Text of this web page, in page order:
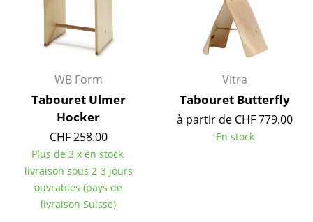
Rangements
Étagères & Armoires
Bibliothèques
Buffets & Commodes
Meubles TV
Caissons roulants et Meubles d’appoint
Meubles de bar
WB Form
Tabouret Ulmer
Hocker
CHF 258.00
Plus de 3 x en stock,
livraison sous 2-3 jours
ouvrables (pays de
livraison Suisse)
Vitra
Tabouret Butterfly
à partir de CHF 779.00
En stock